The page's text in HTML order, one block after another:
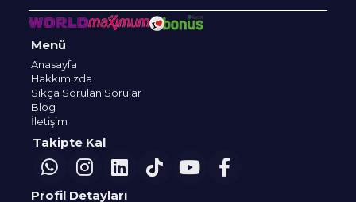
Menü
Anasayfa
Hakkımızda
Sıkça Sorulan Sorular
Blog
İletişim
Takipte Kal
Profil Detayları